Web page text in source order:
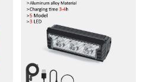
a reliable lighting solution
and commercial use.